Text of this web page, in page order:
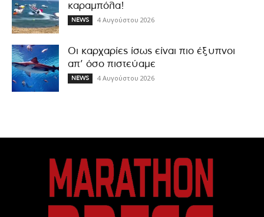
καραμπόλα!
NEWS 4 Αυγούστου 2026
Οι καρχαρίες ίσως είναι πιο έξυπνοι
απ’ όσο πιστεύαμε
NEWS 4 Αυγούστου 2026